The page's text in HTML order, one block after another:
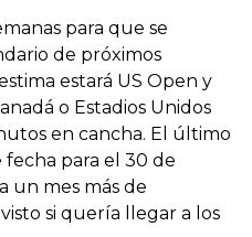
para que se
de próximos
estará US Open y
o Estadios Unidos
en cancha. El último
para el 30 de
un mes más de
si quería llegar a los